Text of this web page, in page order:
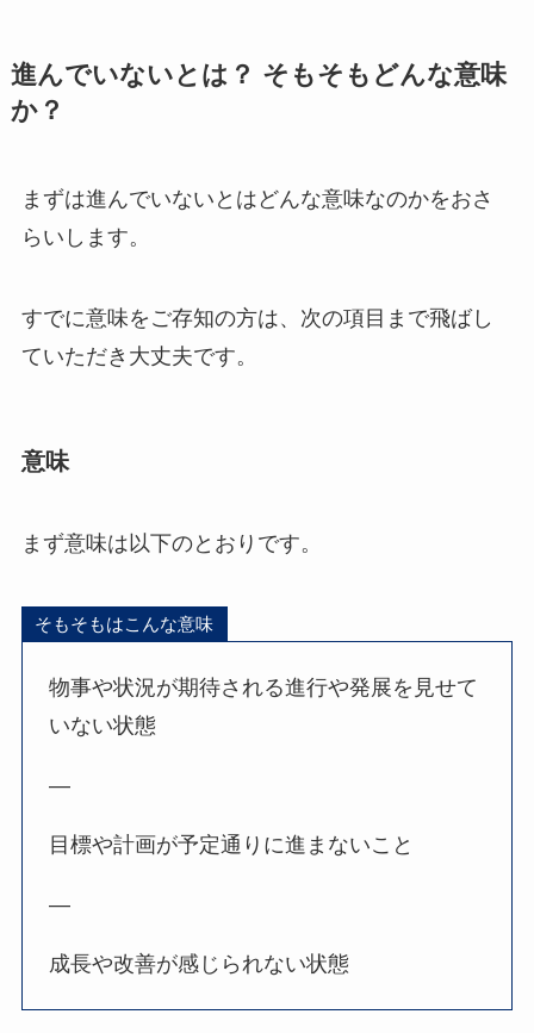
進んでいないとは？ そもそもどんな意味
か？
まずは進んでいないとはどんな意味なのかをおさ
らいします。
すでに意味をご存知の方は、次の項目まで飛ばし
ていただき大丈夫です。
意味
まず意味は以下のとおりです。
そもそもはこんな意味
物事や状況が期待される進行や発展を見せて
いない状態
—
目標や計画が予定通りに進まないこと
—
成長や改善が感じられない状態